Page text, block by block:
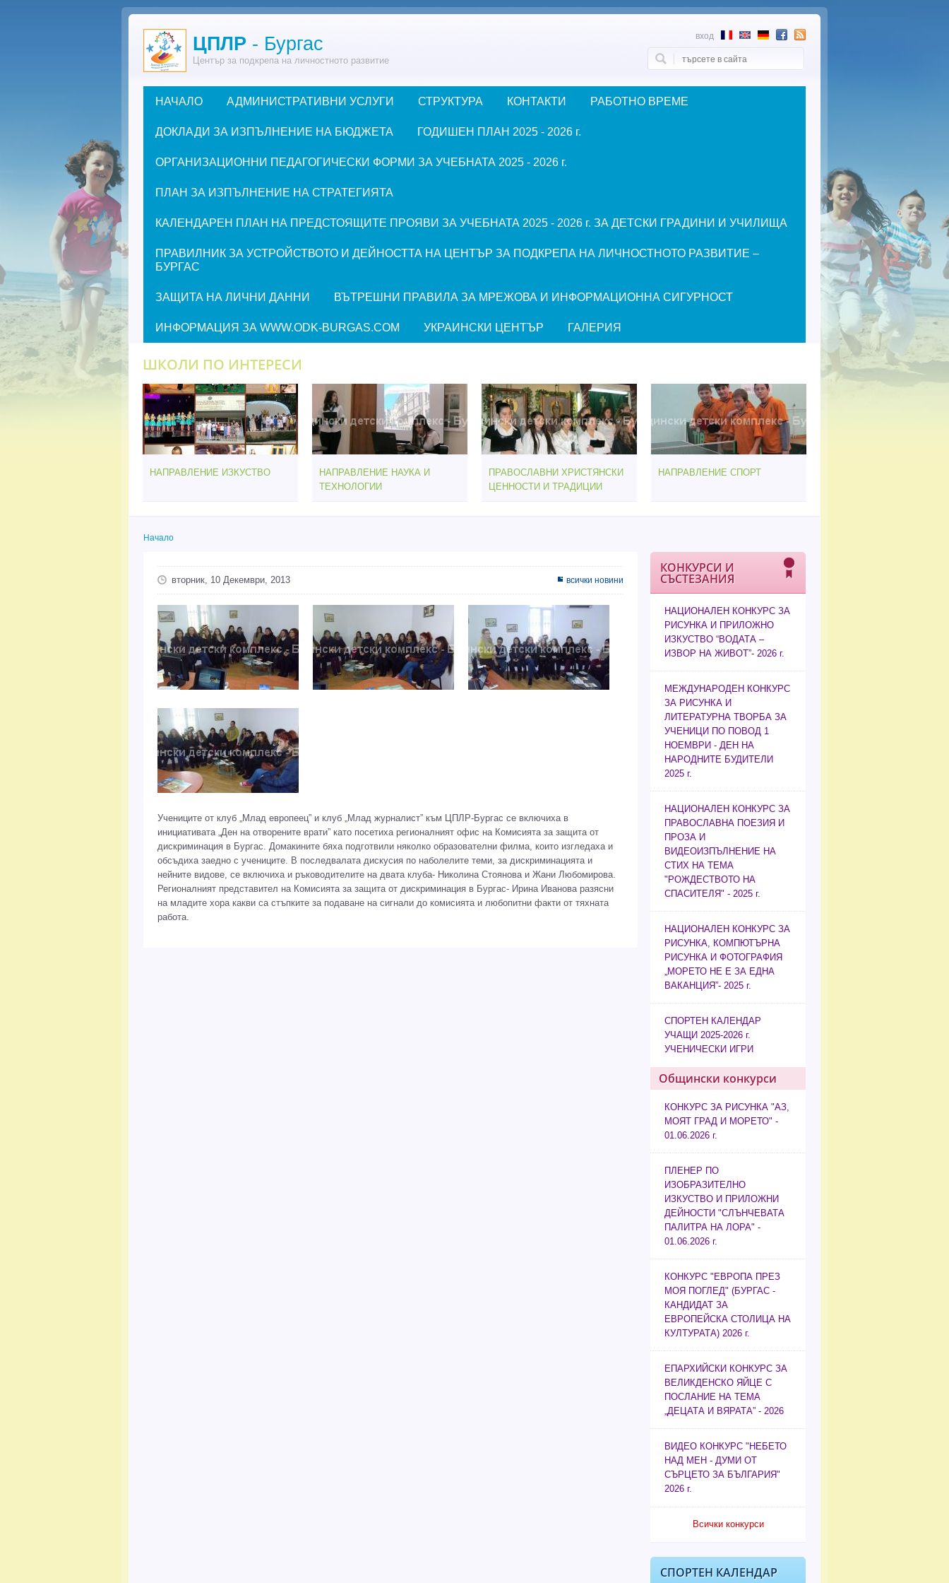
Премини към основното съдържание
ЦПЛР - Бургас
Център за подкрепа на личностното развитие
вход
Форма за търсене
Основно меню
НАЧАЛО АДМИНИСТРАТИВНИ УСЛУГИ СТРУКТУРА КОНТАКТИ РАБОТНО ВРЕМЕ
ДОКЛАДИ ЗА ИЗПЪЛНЕНИЕ НА БЮДЖЕТА ГОДИШЕН ПЛАН 2025 - 2026 г.
ОРГАНИЗАЦИОННИ ПЕДАГОГИЧЕСКИ ФОРМИ ЗА УЧЕБНАТА 2025 - 2026 г.
ПЛАН ЗА ИЗПЪЛНЕНИЕ НА СТРАТЕГИЯТА
КАЛЕНДАРЕН ПЛАН НА ПРЕДСТОЯЩИТЕ ПРОЯВИ ЗА УЧЕБНАТА 2025 - 2026 г. ЗА ДЕТСКИ ГРАДИНИ И УЧИЛИЩА
ПРАВИЛНИК ЗА УСТРОЙСТВОТО И ДЕЙНОСТТА НА ЦЕНТЪР ЗА ПОДКРЕПА НА ЛИЧНОСТНОТО РАЗВИТИЕ –
БУРГАС
ЗАЩИТА НА ЛИЧНИ ДАННИ ВЪТРЕШНИ ПРАВИЛА ЗА МРЕЖОВА И ИНФОРМАЦИОННА СИГУРНОСТ
ИНФОРМАЦИЯ ЗА WWW.ODK-BURGAS.COM УКРАИНСКИ ЦЕНТЪР ГАЛЕРИЯ
ШКОЛИ ПО ИНТЕРЕСИ
НАПРАВЛЕНИЕ ИЗКУСТВО
НАПРАВЛЕНИЕ НАУКА И
ТЕХНОЛОГИИ
ПРАВОСЛАВНИ ХРИСТЯНСКИ
ЦЕННОСТИ И ТРАДИЦИИ
НАПРАВЛЕНИЕ СПОРТ
Начало
вторник, 10 Декември, 2013 всички новини
Учениците от клуб „Млад европеец” и клуб „Млад журналист” към ЦПЛР-Бургас се включиха в
инициативата „Ден на отворените врати” като посетиха регионалният офис на Комисията за защита от
дискриминация в Бургас. Домакините бяха подготвили няколко образователни филма, които изгледаха и
обсъдиха заедно с учениците. В последвалата дискусия по наболелите теми, за дискриминацията и
нейните видове, се включиха и ръководителите на двата клуба- Николина Стоянова и Жани Любомирова.
Регионалният представител на Комисията за защита от дискриминация в Бургас- Ирина Иванова разясни
на младите хора какви са стъпките за подаване на сигнали до комисията и любопитни факти от тяхната
работа.
КОНКУРСИ И
СЪСТЕЗАНИЯ
НАЦИОНАЛЕН КОНКУРС ЗА
РИСУНКА И ПРИЛОЖНО
ИЗКУСТВО “ВОДАТА –
ИЗВОР НА ЖИВОТ”- 2026 г.
МЕЖДУНАРОДЕН КОНКУРС
ЗА РИСУНКА И
ЛИТЕРАТУРНА ТВОРБА ЗА
УЧЕНИЦИ ПО ПОВОД 1
НОЕМВРИ - ДЕН НА
НАРОДНИТЕ БУДИТЕЛИ
2025 г.
НАЦИОНАЛЕН КОНКУРС ЗА
ПРАВОСЛАВНА ПОЕЗИЯ И
ПРОЗА И
ВИДЕОИЗПЪЛНЕНИЕ НА
СТИХ НА ТЕМА
"РОЖДЕСТВОТО НА
СПАСИТЕЛЯ" - 2025 г.
НАЦИОНАЛЕН КОНКУРС ЗА
РИСУНКА, КОМПЮТЪРНА
РИСУНКА И ФОТОГРАФИЯ
„МОРЕТО НЕ Е ЗА ЕДНА
ВАКАНЦИЯ”- 2025 г.
СПОРТЕН КАЛЕНДАР
УЧАЩИ 2025-2026 г.
УЧЕНИЧЕСКИ ИГРИ
Общински конкурси
КОНКУРС ЗА РИСУНКА "АЗ,
МОЯТ ГРАД И МОРЕТО" -
01.06.2026 г.
ПЛЕНЕР ПО
ИЗОБРАЗИТЕЛНО
ИЗКУСТВО И ПРИЛОЖНИ
ДЕЙНОСТИ "СЛЪНЧЕВАТА
ПАЛИТРА НА ЛОРА" -
01.06.2026 г.
КОНКУРС "ЕВРОПА ПРЕЗ
МОЯ ПОГЛЕД" (БУРГАС -
КАНДИДАТ ЗА
ЕВРОПЕЙСКА СТОЛИЦА НА
КУЛТУРАТА) 2026 г.
ЕПАРХИЙСКИ КОНКУРС ЗА
ВЕЛИКДЕНСКО ЯЙЦЕ С
ПОСЛАНИЕ НА ТЕМА
„ДЕЦАТА И ВЯРАТА” - 2026
ВИДЕО КОНКУРС "НЕБЕТО
НАД МЕН - ДУМИ ОТ
СЪРЦЕТО ЗА БЪЛГАРИЯ"
2026 г.
Всички конкурси
СПОРТЕН КАЛЕНДАР